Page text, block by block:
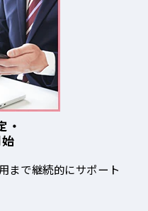
・
まで継続的にサポート